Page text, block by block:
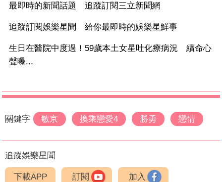
最即時的新聞話題 追蹤訂閱三立新聞網
追蹤訂閱娛樂星聞 給你最即時的娛樂星鮮事
生日在醫院中度過！59歲本土女星吐化療病況 續命心
聲曝...
關鍵字 敏京 換乘戀愛4 勝勇 戀情
追蹤娛樂星聞
下載APP 訂閱 加入